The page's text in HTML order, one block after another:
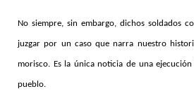
No siempre, sin embargo, dichos soldados
juzgar por un caso que narra nuestro
morisco. Es la única noticia de una
pueblo.